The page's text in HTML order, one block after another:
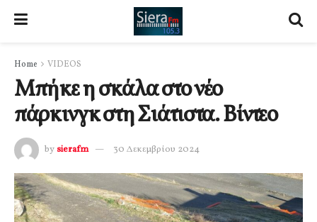
Home VIDEOS
Μπήκε η σκάλα στο νέο
πάρκινγκ στη Σιάτιστα. Βίντεο
by sierafm 30 Δεκεμβρίου 2024